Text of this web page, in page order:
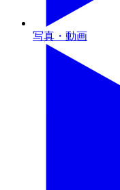
写真・動画